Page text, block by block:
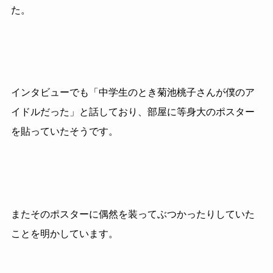
た。
インタビューでも「中学生のとき菊池桃子さんが僕のア
イドルだった」と話しており、部屋に等身大のポスター
を貼っていたそうです。
またそのポスターに偶然を装ってぶつかったりしていた
ことを明かしています。